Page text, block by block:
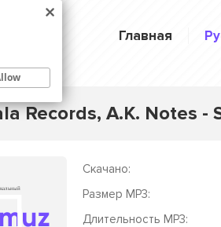
Главная
Records, A.K. Notes -
Скачано:
Размер MP3:
Длительность MP3: